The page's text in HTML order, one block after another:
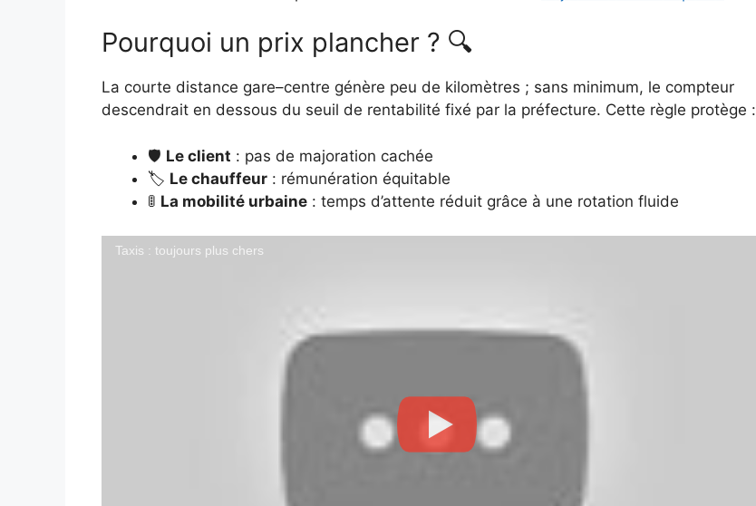
Pourquoi un prix plancher ? 🔍
La courte distance gare–centre génère peu de kilomètres ; sans minimum, le compteur
descendrait en dessous du seuil de rentabilité fixé par la préfecture. Cette règle protège :
🛡️ Le client : pas de majoration cachée
🏷️ Le chauffeur : rémunération équitable
🚦 La mobilité urbaine : temps d’attente réduit grâce à une rotation fluide
Taxis : toujours plus chers